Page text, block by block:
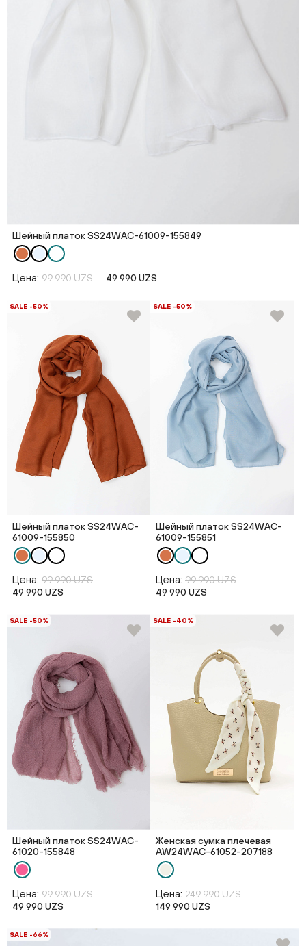
Шейный платок SS24WAC-61009-155849
Цена: 99 990 UZS 49 990 UZS
SALE -50%
Шейный платок SS24WAC-
61009-155850
Цена: 99 990 UZS
49 990 UZS
SALE -50%
Шейный платок SS24WAC-
61009-155851
Цена: 99 990 UZS
49 990 UZS
SALE -50%
Шейный платок SS24WAC-
61020-155848
Цена: 99 990 UZS
49 990 UZS
SALE -40%
Женская сумка плечевая
AW24WAC-61052-207188
Цена: 249 990 UZS
149 990 UZS
SALE -66%